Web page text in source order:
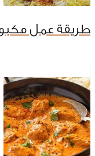
طريقة عمل